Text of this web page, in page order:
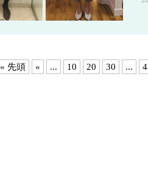
« 先頭 « ... 10 20 30 ...